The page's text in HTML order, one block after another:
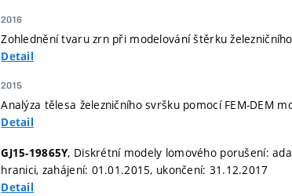
2016
Zohlednění tvaru zrn při modelování štěrku
Detail
2015
Analýza tělesa železničního svršku pomocí FEM-DEM
Detail
GJ15-19865Y, Diskrétní modely lomového porušení:
hranici, zahájení: 01.01.2015, ukončení: 31.12.2017
Detail